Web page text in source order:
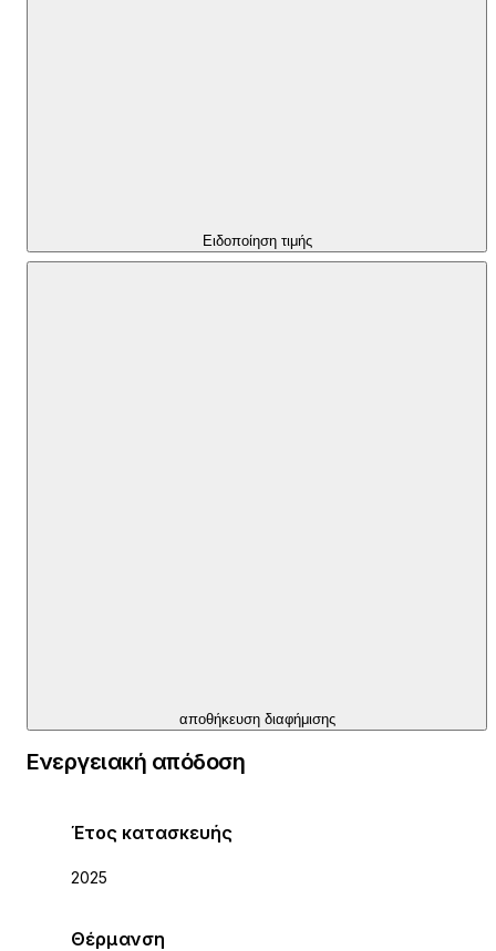
Ειδοποίηση τιμής
αποθήκευση διαφήμισης
Ενεργειακή απόδοση
Έτος κατασκευής
2025
Θέρμανση